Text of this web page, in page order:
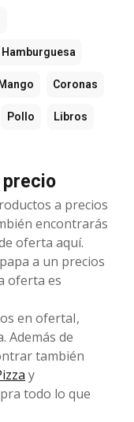
Hamburguesa
Coronas
Pollo Libros
precio
a precios
encontrarás
oferta aquí.
a un precios
oferta es
en ofertaI,
Además de
también
y
todo lo que